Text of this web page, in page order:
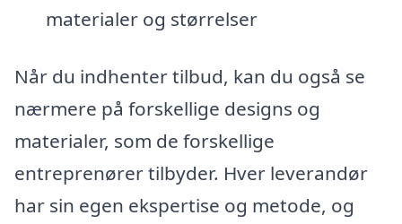
materialer og størrelser
Når du indhenter tilbud, kan du også se
nærmere på forskellige designs og
materialer, som de forskellige
entreprenører tilbyder. Hver leverandør
har sin egen ekspertise og metode, og